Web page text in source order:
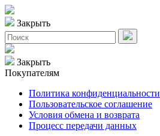
Закрыть
Закрыть
Покупателям
Политика конфиденциальности
Пользовательское соглашение
Условия обмена и возврата
Процесс передачи данных